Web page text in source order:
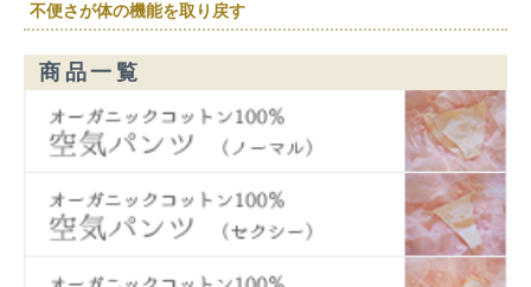
不便さが体の機能を取り戻す
商品一覧